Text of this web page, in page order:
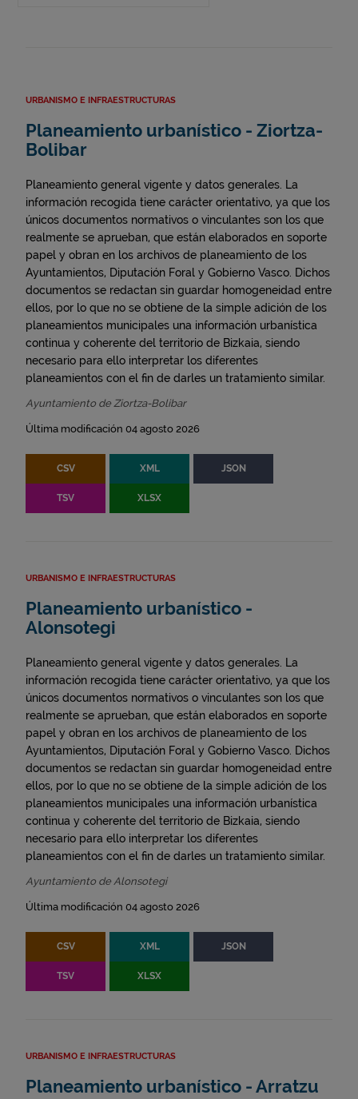
URBANISMO E INFRAESTRUCTURAS
Planeamiento urbanístico - Ziortza-
Bolibar
Planeamiento general vigente y datos generales. La
información recogida tiene carácter orientativo, ya que los
únicos documentos normativos o vinculantes son los que
realmente se aprueban, que están elaborados en soporte
papel y obran en los archivos de planeamiento de los
Ayuntamientos, Diputación Foral y Gobierno Vasco. Dichos
documentos se redactan sin guardar homogeneidad entre
ellos, por lo que no se obtiene de la simple adición de los
planeamientos municipales una información urbanística
continua y coherente del territorio de Bizkaia, siendo
necesario para ello interpretar los diferentes
planeamientos con el fin de darles un tratamiento similar.
Ayuntamiento de Ziortza-Bolibar
Última modificación 04 agosto 2026
CSV XML JSON
TSV XLSX
URBANISMO E INFRAESTRUCTURAS
Planeamiento urbanístico -
Alonsotegi
Planeamiento general vigente y datos generales. La
información recogida tiene carácter orientativo, ya que los
únicos documentos normativos o vinculantes son los que
realmente se aprueban, que están elaborados en soporte
papel y obran en los archivos de planeamiento de los
Ayuntamientos, Diputación Foral y Gobierno Vasco. Dichos
documentos se redactan sin guardar homogeneidad entre
ellos, por lo que no se obtiene de la simple adición de los
planeamientos municipales una información urbanística
continua y coherente del territorio de Bizkaia, siendo
necesario para ello interpretar los diferentes
planeamientos con el fin de darles un tratamiento similar.
Ayuntamiento de Alonsotegi
Última modificación 04 agosto 2026
CSV XML JSON
TSV XLSX
URBANISMO E INFRAESTRUCTURAS
Planeamiento urbanístico - Arratzu